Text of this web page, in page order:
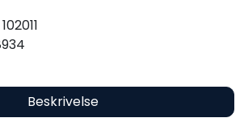
102011
Beskrivelse